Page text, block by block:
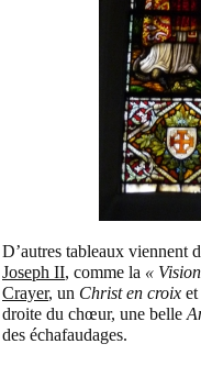
D’autres tableaux viennent
Joseph II, comme la «
Crayer, un Christ en croix
droite du chœur, une belle
des échafaudages.